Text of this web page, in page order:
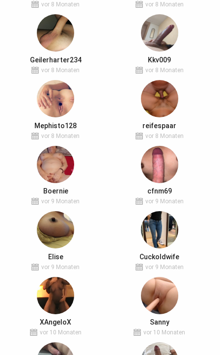
vor 8 Monaten vor 8 Monaten
Geilerharter234
vor 8 Monaten
Kkv009
vor 8 Monaten
Mephisto128
vor 8 Monaten
reifespaar
vor 8 Monaten
Boernie
vor 9 Monaten
cfnm69
vor 9 Monaten
Elise
vor 9 Monaten
Cuckoldwife
vor 9 Monaten
XAngeloX
vor 10 Monaten
Sanny
vor 10 Monaten